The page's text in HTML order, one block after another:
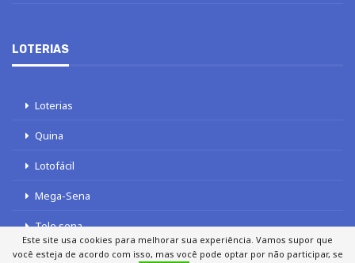
LOTERIAS
Loterias
Quina
Lotofácil
Mega-Sena
Tele sena
Este site usa cookies para melhorar sua experiência. Vamos supor que
você esteja de acordo com isso, mas você pode optar por não participar, se